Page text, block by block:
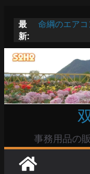
テ
ン
ツ
へ
ッ
最
新:
命綱のエア
た暑い
Windowsユ
高市首相と
陸自部隊の
動ない」で
事務用品の